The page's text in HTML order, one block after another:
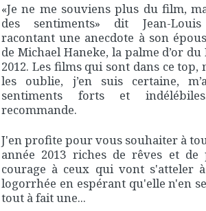
«Je ne me souviens plus du film,
des sentiments» dit Jean-
racontant une anecdote à son
de Michael Haneke, la palme d’or du
2012. Les films qui sont dans ce
les oublie, j’en suis certaine,
sentiments forts et
recommande.
J'en profite pour vous souhaiter à
année 2013 riches de rêves et de
courage à ceux qui vont s'atteler
logorrhée en espérant qu'elle n'en
tout à fait une...